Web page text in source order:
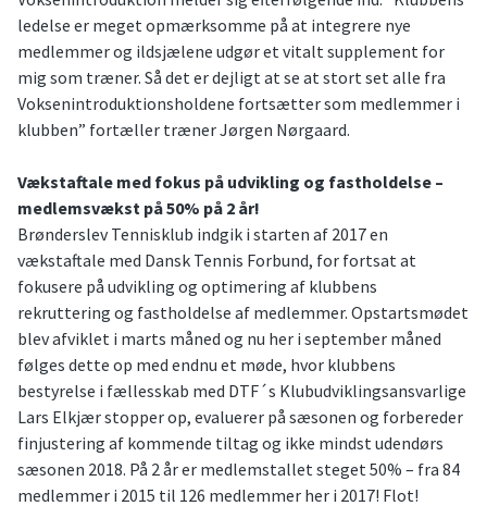
ledelse er meget opmærksomme på at integrere nye
medlemmer og ildsjælene udgør et vitalt supplement for
mig som træner. Så det er dejligt at se at stort set alle fra
Voksenintroduktionsholdene fortsætter som medlemmer i
klubben” fortæller træner Jørgen Nørgaard.
Vækstaftale med fokus på udvikling og fastholdelse –
medlemsvækst på 50% på 2 år!
Brønderslev Tennisklub indgik i starten af 2017 en
vækstaftale med Dansk Tennis Forbund, for fortsat at
fokusere på udvikling og optimering af klubbens
rekruttering og fastholdelse af medlemmer. Opstartsmødet
blev afviklet i marts måned og nu her i september måned
følges dette op med endnu et møde, hvor klubbens
bestyrelse i fællesskab med DTF´s Klubudviklingsansvarlige
Lars Elkjær stopper op, evaluerer på sæsonen og forbereder
finjustering af kommende tiltag og ikke mindst udendørs
sæsonen 2018. På 2 år er medlemstallet steget 50% – fra 84
medlemmer i 2015 til 126 medlemmer her i 2017! Flot!